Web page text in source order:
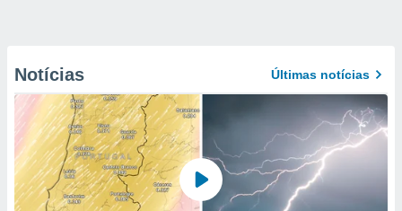
Notícias Últimas notícias